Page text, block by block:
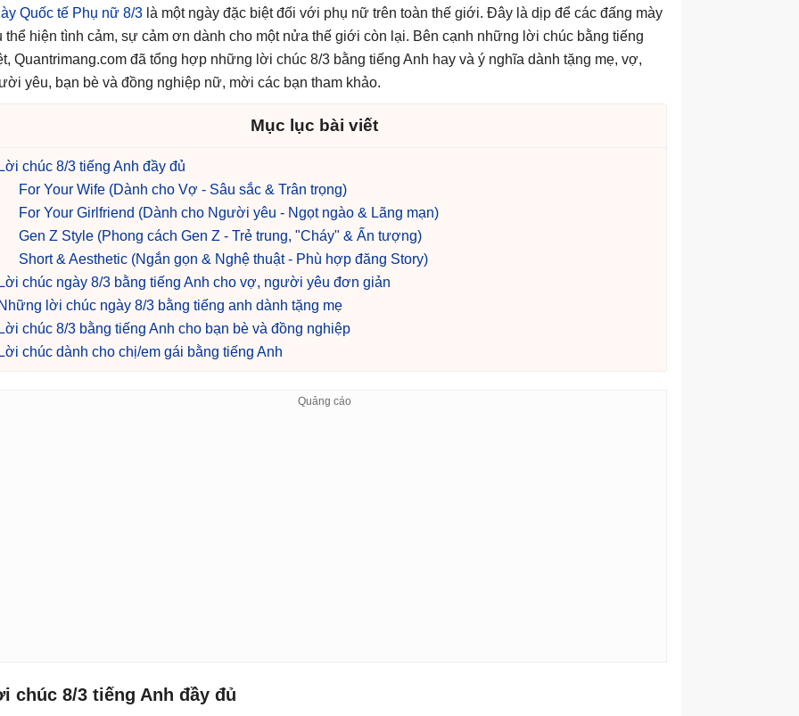
Quốc tế Phụ nữ 8/3 là một ngày đặc biệt đối với phụ nữ trên toàn thế giới. Đây là dịp để các đấng mày
thể hiện tình cảm, sự cảm ơn dành cho một nửa thế giới còn lại. Bên cạnh những lời chúc bằng tiếng
Quantrimang.com đã tổng hợp những lời chúc 8/3 bằng tiếng Anh hay và ý nghĩa dành tặng mẹ, vợ,
yêu, bạn bè và đồng nghiệp nữ, mời các bạn tham khảo.
Mục lục bài viết
chúc 8/3 tiếng Anh đầy đủ
For Your Wife (Dành cho Vợ - Sâu sắc & Trân trọng)
For Your Girlfriend (Dành cho Người yêu - Ngọt ngào & Lãng mạn)
Gen Z Style (Phong cách Gen Z - Trẻ trung, "Cháy" & Ấn tượng)
Short & Aesthetic (Ngắn gọn & Nghệ thuật - Phù hợp đăng Story)
chúc ngày 8/3 bằng tiếng Anh cho vợ, người yêu đơn giản
lời chúc ngày 8/3 bằng tiếng anh dành tặng mẹ
chúc 8/3 bằng tiếng Anh cho bạn bè và đồng nghiệp
chúc dành cho chị/em gái bằng tiếng Anh
chúc 8/3 tiếng Anh đầy đủ